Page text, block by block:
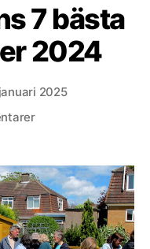
7 bästa
2024
2025
till
bästa
klimatnyheter
2024